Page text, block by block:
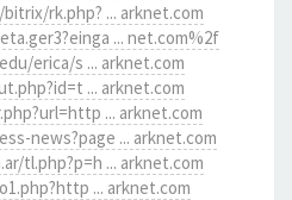
rk.php? ... arknet.com
... net.com%2f
erica/s ... arknet.com
... arknet.com
... arknet.com
news?page ... arknet.com
tl.php?p=h ... arknet.com
... arknet.com